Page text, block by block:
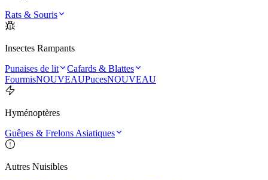
Rats & Souris
Insectes Rampants
Punaises de lit
Cafards & Blattes
FourmisNOUVEAUPucesNOUVEAU
Hyménoptères
Guêpes & Frelons Asiatiques
Autres Nuisibles